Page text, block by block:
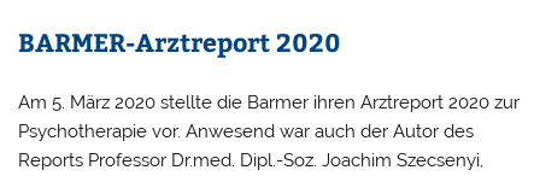
BARMER-Arztreport 2020
Am 5. März 2020 stellte die Barmer ihren Arztreport 2020 zur
Psychotherapie vor. Anwesend war auch der Autor des
Reports Professor Dr.med. Dipl.-Soz. Joachim Szecsenyi,